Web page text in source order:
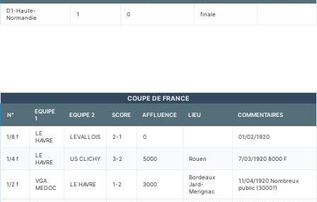
D1-Haute-
Normandie
1 0 finale
COUPE DE FRANCE
N°
EQUIPE
1
EQUIPE 2 SCORE AFFLUENCE LIEU COMMENTAIRES
1/8 f
LE
HAVRE
LEVALLOIS 2-1 0 01/02/1920
1/4 f
LE
HAVRE
US CLICHY 3-2 5000 Rouen 7/03/1920 8000 F
1/2 f
VGA
MEDOC
LE HAVRE 1-2 3000
Bordeaux
Jard-
Merignac
11/04/1920 Nombreux
public (3000?)